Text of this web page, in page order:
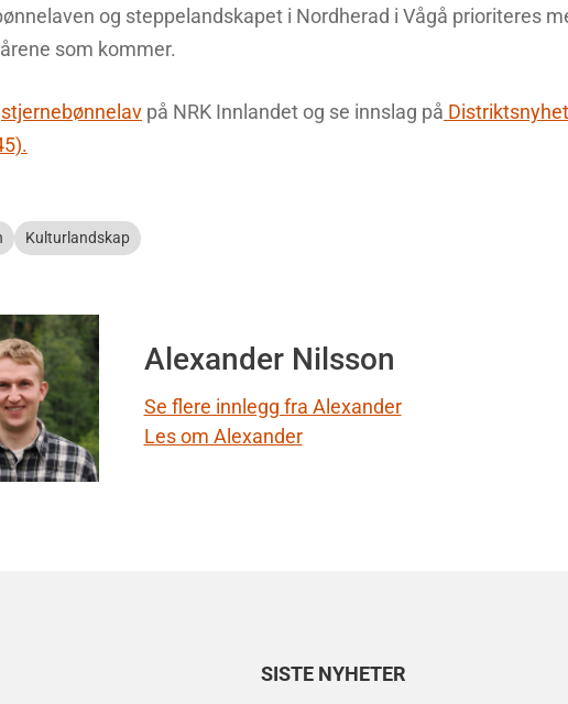
og steppelandskapet i Nordherad i Vågå prioriteres
som kommer.
stjernebønnelav på NRK Innlandet og se innslag på
Kulturlandskap
Alexander Nilsson
Se flere innlegg fra Alexander
Les om Alexander
SISTE NYHETER